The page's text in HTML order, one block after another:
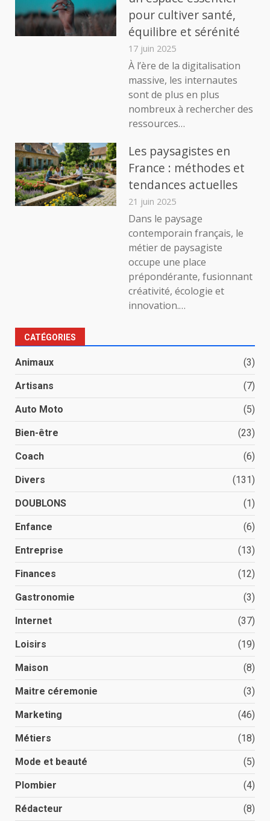
pour cultiver santé,
équilibre et sérénité
17 juin 2025
À l’ère de la digitalisation
massive, les internautes
sont de plus en plus
nombreux à rechercher des
ressources…
Les paysagistes en
France : méthodes et
tendances actuelles
21 juin 2025
Dans le paysage
contemporain français, le
métier de paysagiste
occupe une place
prépondérante, fusionnant
créativité, écologie et
innovation.…
CATÉGORIES
Animaux (3)
Artisans (7)
Auto Moto (5)
Bien-être (23)
Coach (6)
Divers (131)
DOUBLONS (1)
Enfance (6)
Entreprise (13)
Finances (12)
Gastronomie (3)
Internet (37)
Loisirs (19)
Maison (8)
Maitre céremonie (3)
Marketing (46)
Métiers (18)
Mode et beauté (5)
Plombier (4)
Rédacteur (8)